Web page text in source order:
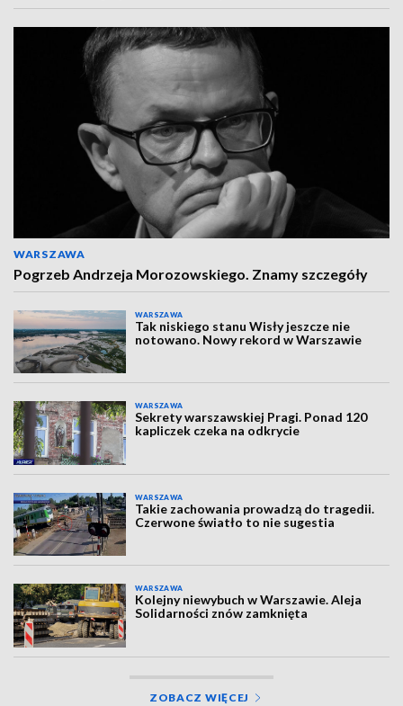
WARSZAWA
Pogrzeb Andrzeja Morozowskiego. Znamy szczegóły
WARSZAWA
Tak niskiego stanu Wisły jeszcze nie
notowano. Nowy rekord w Warszawie
WARSZAWA
Sekrety warszawskiej Pragi. Ponad 120
kapliczek czeka na odkrycie
WARSZAWA
Takie zachowania prowadzą do tragedii.
Czerwone światło to nie sugestia
WARSZAWA
Kolejny niewybuch w Warszawie. Aleja
Solidarności znów zamknięta
ZOBACZ WIĘCEJ